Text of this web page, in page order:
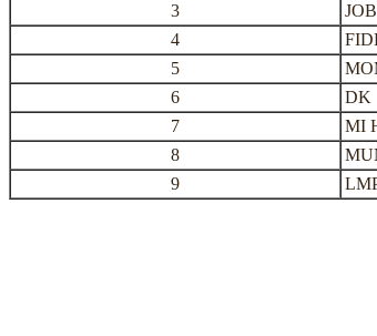
3
4
5
6
DK
7
MI
8
9